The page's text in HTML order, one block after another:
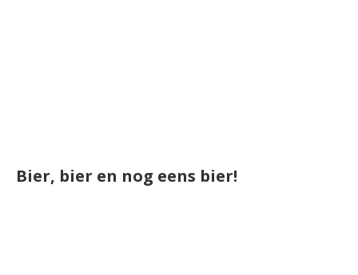
Bier, bier en nog eens bier!